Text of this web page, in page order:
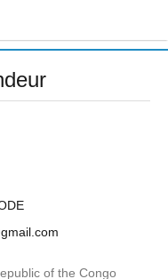
of the Congo